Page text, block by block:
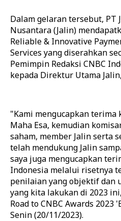
Dalam gelaran tersebut, PT
Nusantara (Jalin)
Reliable & Innovative
Services yang diserahkan
Pemimpin Redaksi CNBC
kepada Direktur Utama
"Kami mengucapkan terima
Maha Esa, kemudian
saham, member Jalin serta
telah mendukung Jalin
saya juga mengucapkan
Indonesia melalui risetnya
penilaian yang objektif
yang kita lakukan di 2023
Road to CNBC Awards 2023
Senin (20/11/2023).